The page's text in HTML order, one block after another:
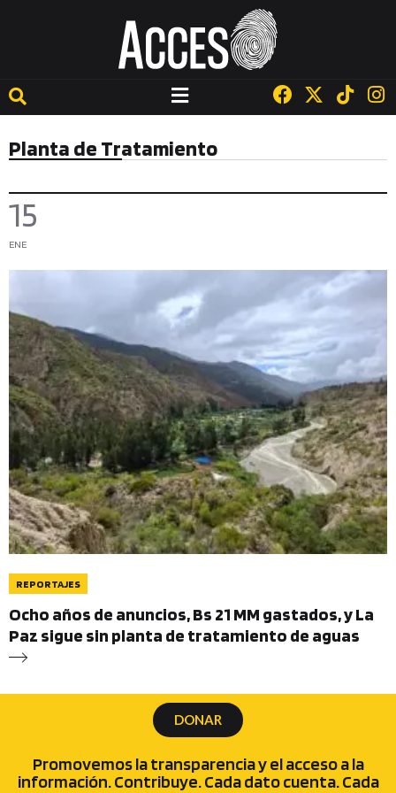
Planta de Tratamiento
15
ENE
REPORTAJES
Ocho años de anuncios, Bs 21 MM gastados, y La
Paz sigue sin planta de tratamiento de aguas
Promovemos la transparencia y el acceso a la
información. Contribuye. Cada dato cuenta. Cada
DONAR